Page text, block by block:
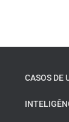
CASOS DE